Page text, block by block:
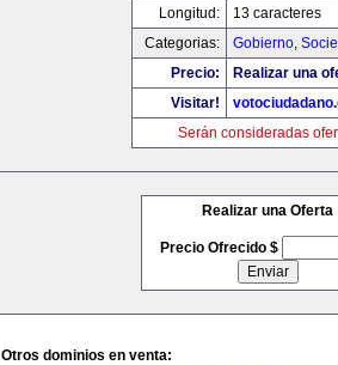
Longitud:
13 caracteres
Categorias:
Gobierno,
Precio:
Realizar una
Visitar!
Serán consideradas
Realizar una Oferta
Precio Ofrecido $
Otros dominios en venta: